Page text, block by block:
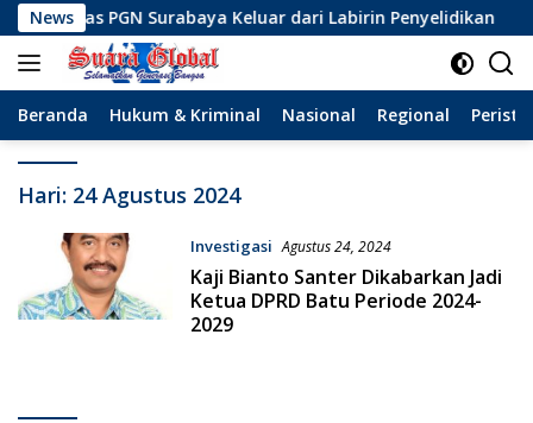
Langsung
ke
konten
NewsPGN Surabaya Keluar dari Labirin Penyelidikan
Beranda Hukum & Kriminal Nasional Regional
Hari: 24 Agustus 2024
Investigasi Agustus 24, 2024
Kaji Bianto Santer Dikabarkan Jadi
Ketua DPRD Batu Periode 2024-
2029